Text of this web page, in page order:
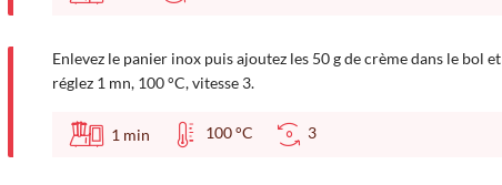
Enlevez le panier inox puis ajoutez les 50 g de crème dans le bol et
réglez 1 mn, 100 °C, vitesse 3.
1 min 100 °C 3